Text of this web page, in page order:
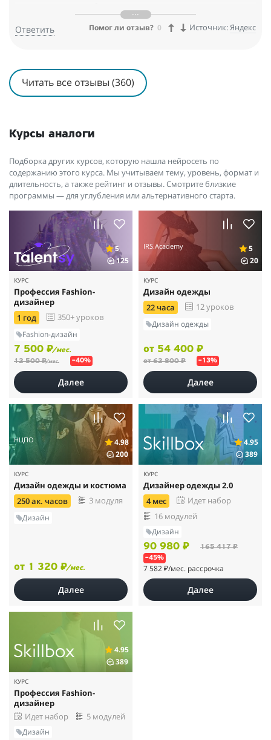
ориентированность на потребности студента. Создается
ощущение, что у людей особая ценность про это. И это очень
нужно и можно спокойно "переварить". 4. Индивидуальный
подход. Я работающая мама двухгодовалого ребенка и в ходе
того, куратор поддержала меня, объяснила, что остановки
имею большой опыт онлайн-образования и мне есть, с чем
сравнить. И я уверенно заявляю, что ребята в Skillbox
предлагают отличное качество образовательного процесса в
сочетании с грамотным его сопровождением. Я искренне
благодарна за это. Чувствуется, что люди любят то, что делают
и заботятся о тех, кто приходит к ним учиться.
Ответить Помог ли отзыв? 0 Источник:Яндекс
Читать все отзывы (360)
Курсы аналоги
Подборка других курсов, которую нашла нейросеть по
содержанию этого курса. Мы учитываем тему, уровень, формат и
длительность, а также рейтинг и отзывы. Смотрите близкие
программы — для углубления или альтернативного старта.
5
125
КУРС
Профессия Fashion-
дизайнер
1 год
350+ уроков
Fashion-дизайн
7 500 ₽/мес.
12 500 ₽/мес. –40%
Далее
IRS.Academy
5
20
КУРС
Дизайн одежды
22 часа
12 уроков
Дизайн одежды
от 54 400 ₽
от 62 800 ₽ –13%
Далее
НЦПО
4.98
200
КУРС
Дизайн одежды и костюма
250 ак. часов
3 модуля
Дизайн
от 1 320 ₽/мес.
Далее
4.95
389
КУРС
Дизайнер одежды 2.0
4 мес
Идет набор
16 модулей
Дизайн
90 980 ₽ 165 417 ₽
–45%
7 582 ₽/мес. рассрочка
Далее
4.95
389
КУРС
Профессия Fashion-
дизайнер
Идет набор
5 модулей
Дизайн